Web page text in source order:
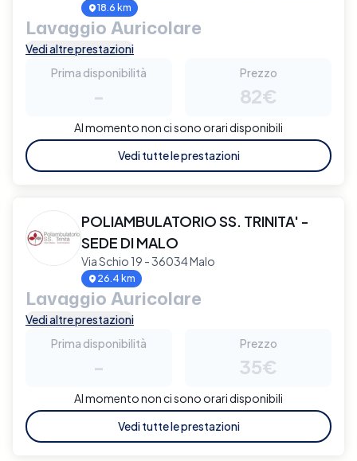
18.6 km
Lavaggio Auricolare
Vedi altre prestazioni
Prima disponibilità
-
Prezzo
82€
Al momento non ci sono orari disponibili
Vedi tutte le prestazioni
POLIAMBULATORIO SS. TRINITA' -
SEDE DI MALO
Via Schio 19 - 36034 Malo
26.4 km
Lavaggio Auricolare
Vedi altre prestazioni
Prima disponibilità
-
Prezzo
35€
Al momento non ci sono orari disponibili
Vedi tutte le prestazioni